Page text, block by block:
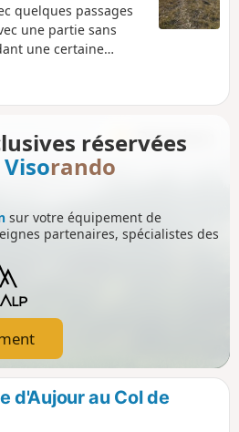
quelques passages
une partie sans
une certaine
"clue", le défilé du
successivement
Avant d'atteindre
la Faille de la
culminant de ce
sur le Dévoluy, les
(!) Bien lire les
de s'engager sur
avec passage
réservées
Visorando
sur votre équipement de
partenaires, spécialistes des
d'Aujour au Col de